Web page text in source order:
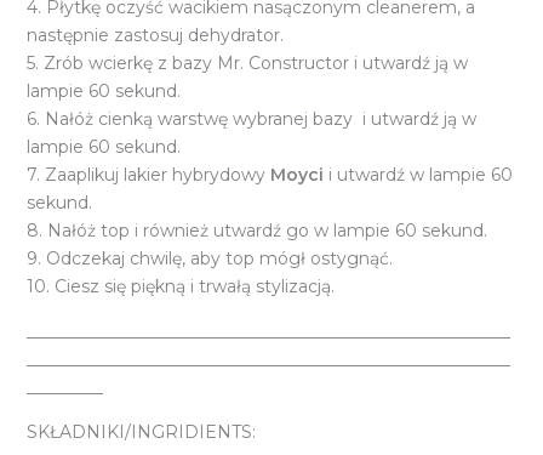
4. Płytkę oczyść wacikiem nasączonym cleanerem, a
następnie zastosuj dehydrator.
5. Zrób wcierkę z bazy Mr. Constructor i utwardź ją w
lampie 60 sekund.
6. Nałóż cienką warstwę wybranej bazy i utwardź ją w
lampie 60 sekund.
7. Zaaplikuj lakier hybrydowy Moyci i utwardź w lampie 60
sekund.
8. Nałóż top i również utwardź go w lampie 60 sekund.
9. Odczekaj chwilę, aby top mógł ostygnąć.
10. Ciesz się piękną i trwałą stylizacją.
SKŁADNIKI/INGRIDIENTS: